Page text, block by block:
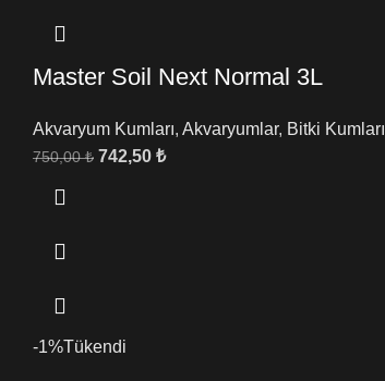
Master Soil Next Normal 3L
Akvaryum Kumları, Akvaryumlar, Bitki Kumları
750,00₺ 742,50 ₺
-1%Tükendi